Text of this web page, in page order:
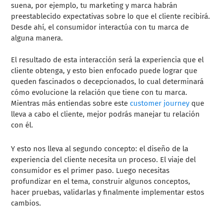
suena, por ejemplo, tu marketing y marca habrán
preestablecido expectativas sobre lo que el cliente recibirá.
Desde ahí, el consumidor interactúa con tu marca de
alguna manera.
El resultado de esta interacción será la experiencia que el
cliente obtenga, y esto bien enfocado puede lograr que
queden fascinados o decepcionados, lo cual determinará
cómo evolucione la relación que tiene con tu marca.
Mientras más entiendas sobre este customer journey que
lleva a cabo el cliente, mejor podrás manejar tu relación
con él.
Y esto nos lleva al segundo concepto: el diseño de la
experiencia del cliente necesita un proceso. El viaje del
consumidor es el primer paso. Luego necesitas
profundizar en el tema, construir algunos conceptos,
hacer pruebas, validarlas y finalmente implementar estos
cambios.